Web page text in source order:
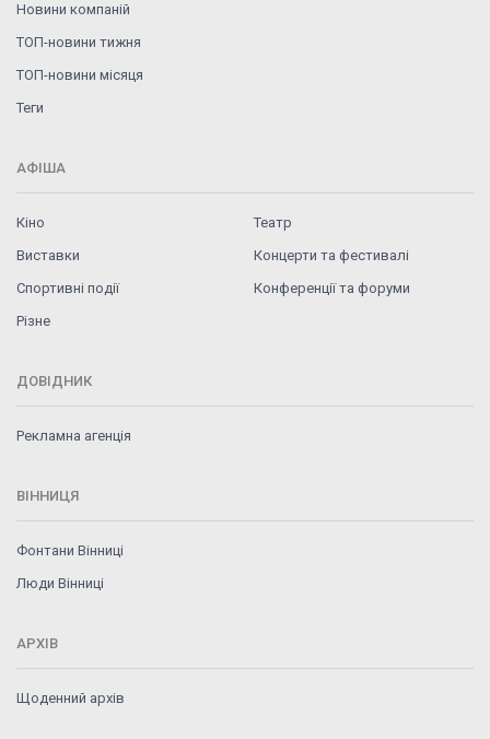
Новини компаній
ТОП-новини тижня
ТОП-новини місяця
Теги
АФІША
Кіно
Театр
Виставки
Концерти та фестивалі
Спортивні події
Конференції та форуми
Різне
ДОВІДНИК
Рекламна агенція
ВІННИЦЯ
Фонтани Вінниці
Люди Вінниці
АРХІВ
Щоденний архів